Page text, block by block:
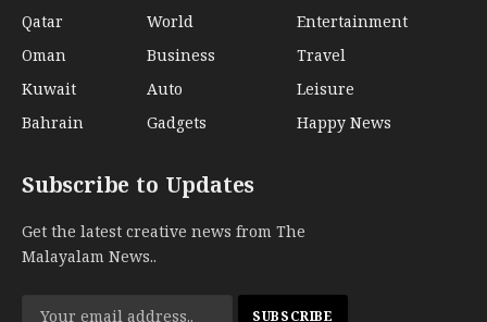
Qatar
Oman
Kuwait
Bahrain
World
Business
Auto
Gadgets
Entertainment
Travel
Leisure
Happy News
Subscribe to Updates
Get the latest creative news from The
Malayalam News..